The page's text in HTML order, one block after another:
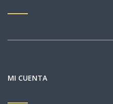
MI CUENTA